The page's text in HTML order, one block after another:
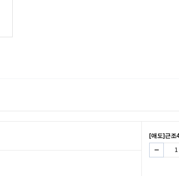
[애도]근조